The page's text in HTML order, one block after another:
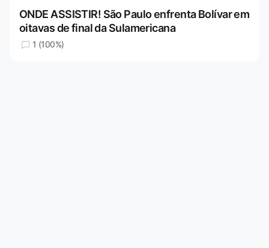
ONDE ASSISTIR! São Paulo enfrenta Bolívar em
oitavas de final da Sulamericana
1 (100%)